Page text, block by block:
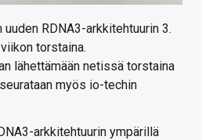
RDNA3-arkkitehtuurin 3.
torstaina.
lähettämään netissä torstaina
myös io-techin
arkkitehtuurin ympärillä